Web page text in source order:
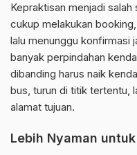
Kepraktisan menjadi
cukup melakukan
lalu menunggu konfirmasi
banyak perpindahan
dibanding harus naik
bus, turun di titik tertentu,
alamat tujuan.
Lebih Nyaman